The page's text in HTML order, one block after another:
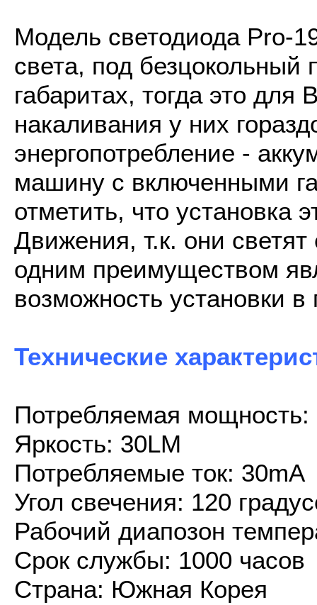
Модель светодиода Pro-
света, под безцокольный
габаритах, тогда это
накаливания у них
энергопотребление -
машину с включенными
отметить, что установка
Движения, т.к. они
одним преимуществом
возможность установки
Технические
Потребляемая мощность:
Яркость: 30LM
Потребляемые ток: 30mA
Угол свечения: 120
Рабочий диапозон
Срок службы: 1000 часов
Страна: Южная Корея